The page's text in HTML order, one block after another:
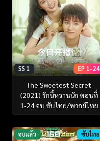
SS 1 EP 1-24
The Sweetest Secret
(2021) รักนี้หวานนัก ตอนที่
1-24 จบ ซับไทย/พากย์ไทย
จบแล้ว ซับไทย